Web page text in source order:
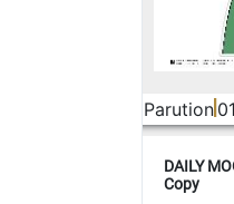
Parution
DAILY
Copy